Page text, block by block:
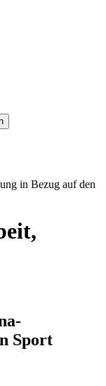
in Bezug auf den
Sport